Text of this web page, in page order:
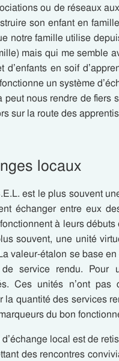
ou de réseaux
son enfant en
notre famille utilise
mais qui me semble
en soif
un système
nous rendre de fiers
sur la route des
locaux
est le plus souvent
échanger entre eux
à leurs débuts
souvent, une unité
valeur-étalon se base
service rendu. Pour
Ces unités n’ont
quantité des services
du bon
local est de
des rencontres